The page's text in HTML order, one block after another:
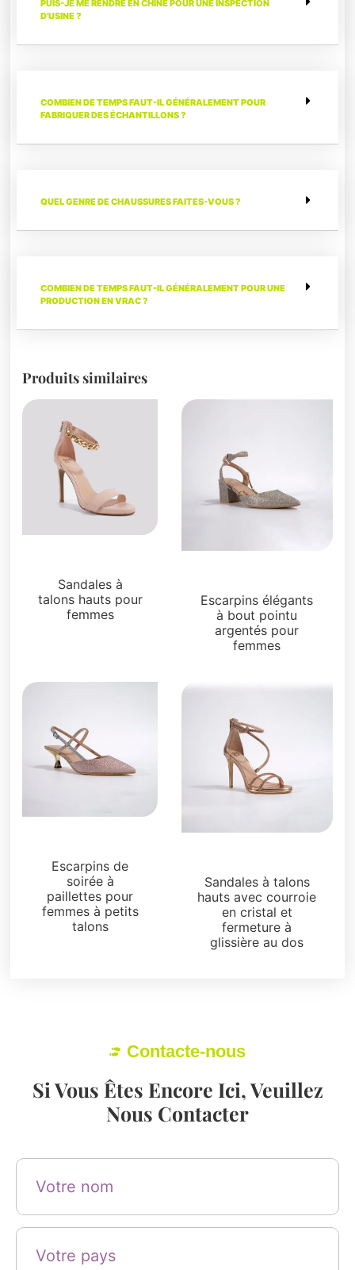
PUIS-JE ME RENDRE EN CHINE POUR UNE INSPECTION
D'USINE ?
COMBIEN DE TEMPS FAUT-IL GÉNÉRALEMENT POUR
FABRIQUER DES ÉCHANTILLONS ?
QUEL GENRE DE CHAUSSURES FAITES-VOUS ?
COMBIEN DE TEMPS FAUT-IL GÉNÉRALEMENT POUR UNE
PRODUCTION EN VRAC ?
Produits similaires
Sandales à
talons hauts pour
femmes
Escarpins élégants
à bout pointu
argentés pour
femmes
Escarpins de
soirée à
paillettes pour
femmes à petits
talons
Sandales à talons
hauts avec courroie
en cristal et
fermeture à
glissière au dos
Contacte-nous
Si Vous Êtes Encore Ici, Veuillez
Nous Contacter